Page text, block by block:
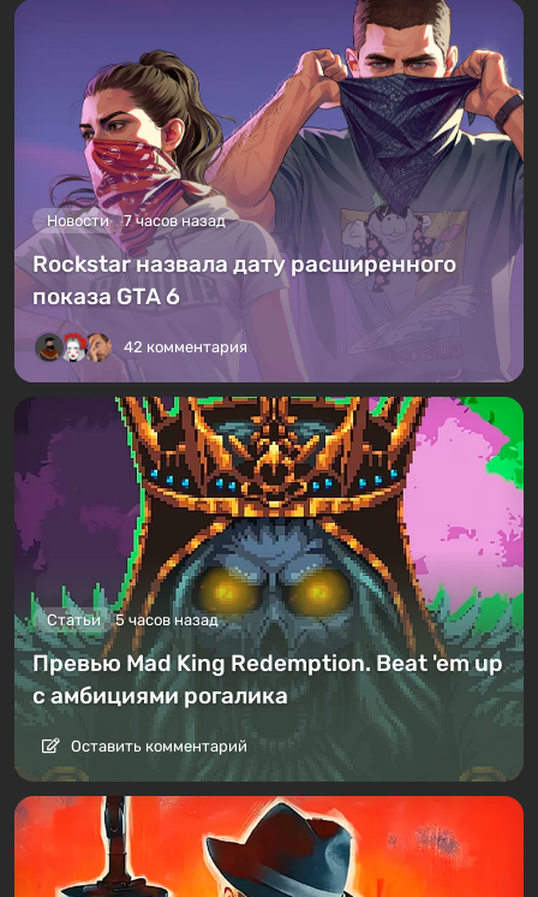
Новости 7 часов назад
Rockstar назвала дату расширенного
показа GTA 6
42 комментария
Статьи 5 часов назад
Превью Mad King Redemption. Beat 'em up
с амбициями рогалика
Оставить комментарий